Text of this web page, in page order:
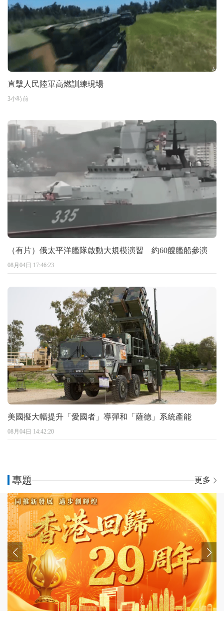
直擊人民陸軍高燃訓練現場
3小時前
（有片）俄太平洋艦隊啟動大規模演習 約60艘艦船參演
08月04日 17:46:23
美國擬大幅提升「愛國者」導彈和「薩德」系統產能
08月04日 14:42:20
專題 更多